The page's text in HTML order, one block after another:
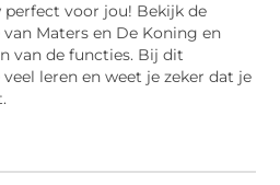
voor jou! Bekijk de
Maters en De Koning en
van de functies. Bij dit
leren en weet je zeker dat je